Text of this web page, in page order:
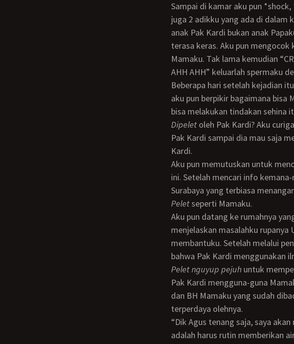
Sampai di kamar aku pun *shock, * aku tidak menyangka bahwa 3 adik kecilku dan
juga 2 adikku yang ada di dalam
anak Pak Kardi bukan anak
terasa keras. Aku pun
Mamaku. Tak lama kemudian
AHH AHH” keluarlah spermaku
Beberapa hari setelah kejadian itu sewaktu aku sedang sendirian di kamar kostku,
aku pun berpikir bagaimana
bisa melakukan tindakan sehina
dipelet oleh Pak Kardi? Aku
Pak Kardi sampai dia mau saja
Kardi.
Aku pun memutuskan untuk mencari “orang pintar” untuk membuka semua misteri
ini. Setelah mencari info
Surabaya yang terbiasa
peletseperti Mamaku.
Aku pun datang ke rumahnya yang ada di salah satu gang kecil di Surabaya. Setelah
menjelaskan masalahku
membantuku. Setelah melalui
bahwa Pak Kardi menggunakan
pelet nguyup pejuh untuk
Pak Kardi mengguna-guna
dan BH Mamaku yang sudah
terperdaya olehnya.
“Dik Agus tenang saja, saya akan mengatasi ilmu pelet dari Pak Kardi. Tugas Adik
adalah harus rutin memberikan